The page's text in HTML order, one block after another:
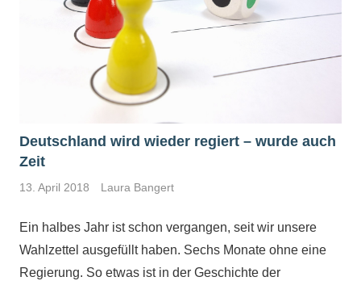
Deutschland wird wieder regiert – wurde auch
Zeit
13. April 2018 Laura Bangert
Ein halbes Jahr ist schon vergangen, seit wir unsere
Wahlzettel ausgefüllt haben. Sechs Monate ohne eine
Regierung. So etwas ist in der Geschichte der